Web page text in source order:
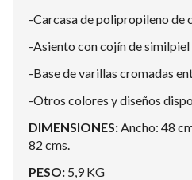
-Carcasa de polipropileno de
-Asiento con cojín de
-Base de varillas cromadas
-Otros colores y diseños
DIMENSIONES: Ancho: 48
82 cms.
PESO: 5,9 KG